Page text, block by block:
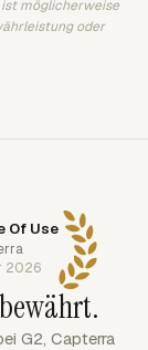
möglicherweise
oder
Of Use
2026
G2, Capterra